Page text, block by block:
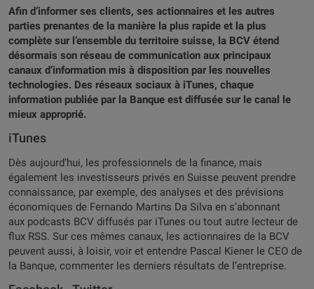
Afin d’informer ses clients, ses actionnaires et les autres
parties prenantes de la manière la plus rapide et la plus
complète sur l’ensemble du territoire suisse, la BCV étend
désormais son réseau de communication aux principaux
canaux d’information mis à disposition par les nouvelles
technologies. Des réseaux sociaux à iTunes, chaque
information publiée par la Banque est diffusée sur le canal le
mieux approprié.
iTunes
Dès aujourd’hui, les professionnels de la finance, mais
également les investisseurs privés en Suisse peuvent prendre
connaissance, par exemple, des analyses et des prévisions
économiques de Fernando Martins Da Silva en s’abonnant
aux podcasts BCV diffusés par iTunes ou tout autre lecteur de
flux RSS. Sur ces mêmes canaux, les actionnaires de la BCV
peuvent aussi, à loisir, voir et entendre Pascal Kiener le CEO de
la Banque, commenter les derniers résultats de l’entreprise.